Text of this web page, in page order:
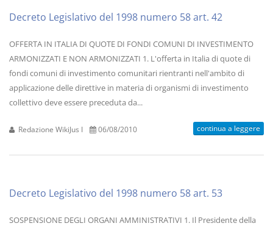
Decreto Legislativo del 1998 numero 58 art. 42
OFFERTA IN ITALIA DI QUOTE DI FONDI COMUNI DI INVESTIMENTO
ARMONIZZATI E NON ARMONIZZATI 1. L'offerta in Italia di quote di
fondi comuni di investimento comunitari rientranti nell'ambito di
applicazione delle direttive in materia di organismi di investimento
collettivo deve essere preceduta da...
Redazione WikiJus I 06/08/2010 continua a leggere
Decreto Legislativo del 1998 numero 58 art. 53
SOSPENSIONE DEGLI ORGANI AMMINISTRATIVI 1. Il Presidente della